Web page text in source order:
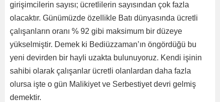
girişimcilerin sayısı; ücretlilerin sayısından çok fazla
olacaktır. Günümüzde özellikle Batı dünyasında ücretli
çalışanların oranı % 92 gibi maksimum bir düzeye
yükselmiştir. Demek ki Bediüzzaman’ın öngördüğü bu
yeni devirden bir hayli uzakta bulunuyoruz. Kendi işinin
sahibi olarak çalışanlar ücretli olanlardan daha fazla
olursa işte o gün Malikiyet ve Serbestiyet devri gelmiş
demektir.